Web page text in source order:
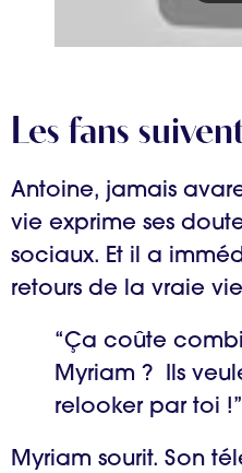
Les fans
Antoine, jamais
vie exprime ses
sociaux. Et il a
retours de la vraie
“Ça coûte
Myriam ? Ils
relooker par toi !”
Myriam sourit. Son